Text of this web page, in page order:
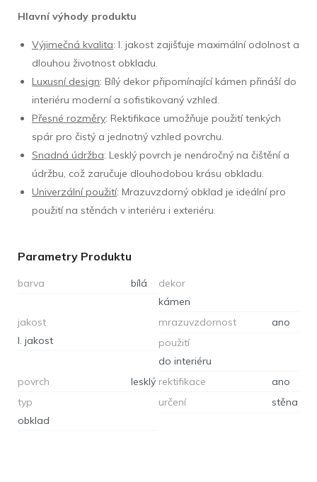
Hlavní výhody produktu
Výjimečná kvalita: I. jakost zajišťuje maximální odolnost a
dlouhou životnost obkladu.
Luxusní design: Bílý dekor připomínající kámen přináší do
interiéru moderní a sofistikovaný vzhled.
Přesné rozměry: Rektifikace umožňuje použití tenkých
spár pro čistý a jednotný vzhled povrchu.
Snadná údržba: Lesklý povrch je nenáročný na čištění a
údržbu, což zaručuje dlouhodobou krásu obkladu.
Univerzální použití: Mrazuvzdorný obklad je ideální pro
použití na stěnách v interiéru i exteriéru.
Parametry Produktu
barva bílá
dekor
kámen
jakost
I. jakost
mrazuvzdornost
ano
použití
do interiéru
povrch
lesklý rektifikace
ano
typ
obklad
určení stěna